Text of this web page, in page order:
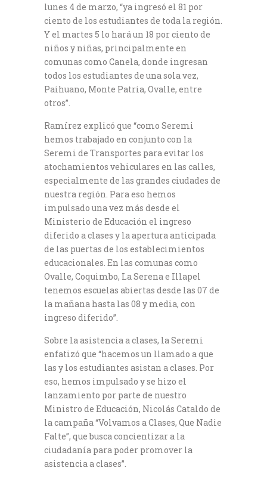
lunes 4 de marzo, “ya ingresó el 81 por
ciento de los estudiantes de toda la región.
Y el martes 5 lo hará un 18 por ciento de
niños y niñas, principalmente en
comunas como Canela, donde ingresan
todos los estudiantes de una sola vez,
Paihuano, Monte Patria, Ovalle, entre
otros”.
Ramírez explicó que “como Seremi
hemos trabajado en conjunto con la
Seremi de Transportes para evitar los
atochamientos vehiculares en las calles,
especialmente de las grandes ciudades de
nuestra región. Para eso hemos
impulsado una vez más desde el
Ministerio de Educación el ingreso
diferido a clases y la apertura anticipada
de las puertas de los establecimientos
educacionales. En las comunas como
Ovalle, Coquimbo, La Serena e Illapel
tenemos escuelas abiertas desde las 07 de
la mañana hasta las 08 y media, con
ingreso diferido”.
Sobre la asistencia a clases, la Seremi
enfatizó que “hacemos un llamado a que
las y los estudiantes asistan a clases. Por
eso, hemos impulsado y se hizo el
lanzamiento por parte de nuestro
Ministro de Educación, Nicolás Cataldo de
la campaña “Volvamos a Clases, Que Nadie
Falte”, que busca concientizar a la
ciudadanía para poder promover la
asistencia a clases”.